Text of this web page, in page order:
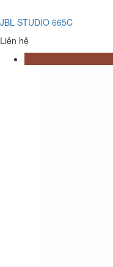
JBL STUDIO 665C
Liên hệ